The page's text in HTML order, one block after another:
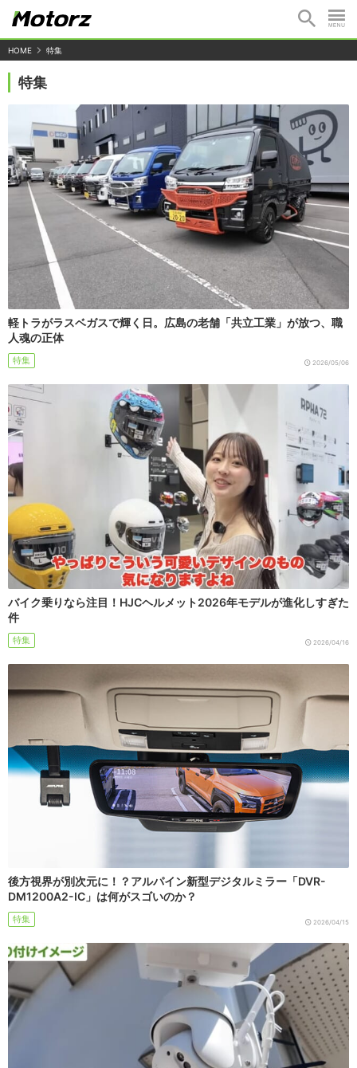
HOME 特集
特集
軽トラがラスベガスで輝く日。広島の老舗「共立工業」が放つ、職
人魂の正体
特集 2026/05/06
バイク乗りなら注目！HJCヘルメット2026年モデルが進化しすぎた
件
特集 2026/04/16
後方視界が別次元に！？アルパイン新型デジタルミラー「DVR-
DM1200A2-IC」は何がスゴいのか？
特集 2026/04/15